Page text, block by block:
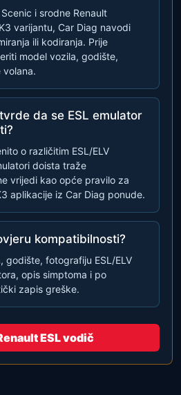
i srodne Renault
varijantu, Car Diag navodi
ili kodiranja. Prije
model vozila, godište,
da se ESL emulator
o različitim ESL/ELV
doista traže
vrijedi kao opće pravilo za
aplikacije iz Car Diag ponude.
kompatibilnosti?
godište, fotografiju ESL/ELV
opis simptoma i po
zapis greške.
ESL vodič